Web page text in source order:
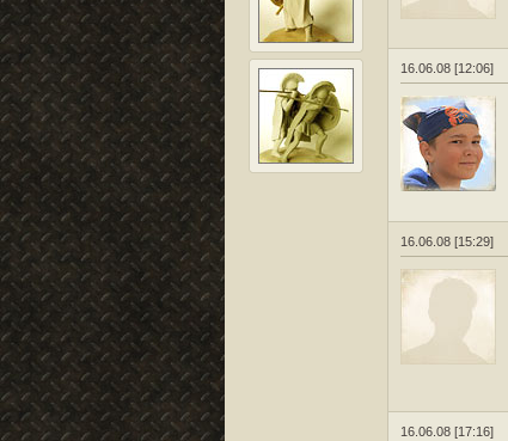
16.06.08 [12:06]
16.06.08 [15:29]
16.06.08 [17:16]